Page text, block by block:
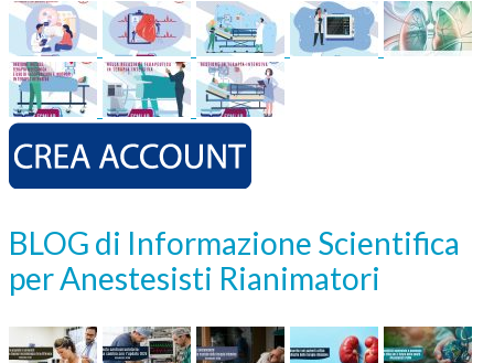
BLOG di Informazione Scientifica
per Anestesisti Rianimatori